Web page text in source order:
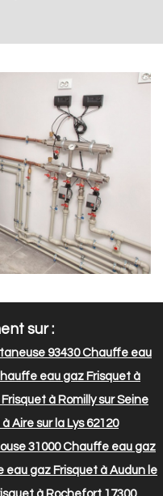
sur :
93430Chauffe eau
eau gaz Frisquet à
à Romilly sur Seine
Aire sur la Lys 62120
31000Chauffe eau gaz
gaz Frisquet à Audun le